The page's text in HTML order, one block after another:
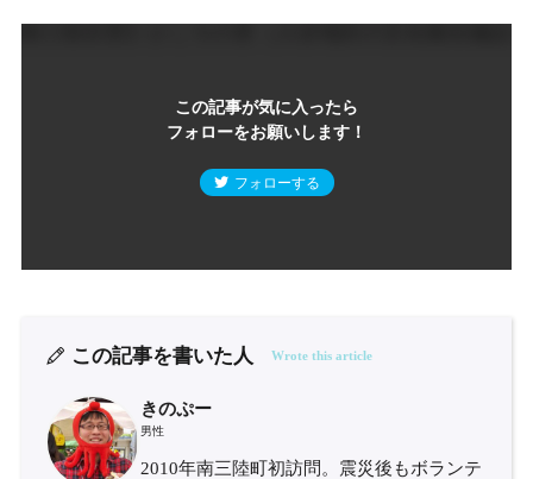
この記事が気に入ったら
フォローをお願いします！
フォローする
この記事を書いた人 Wrote this article
きのぷー
男性
2010年南三陸町初訪問。震災後もボランテ